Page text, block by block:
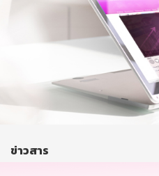
บริการทางการเงิน
ติดต่อเรา
บริการออนไลน์
ข่าวสาร